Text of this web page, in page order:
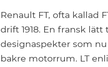
Renault FT, ofta kallad
drift 1918. En fransk
designaspekter som
bakre motorrum. LT